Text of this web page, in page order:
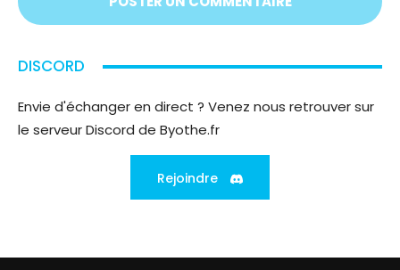
DISCORD
Envie d'échanger en direct ? Venez nous retrouver sur
le serveur Discord de Byothe.fr
Rejoindre